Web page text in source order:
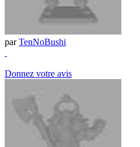
parTenNoBushi
Donnez votre avis